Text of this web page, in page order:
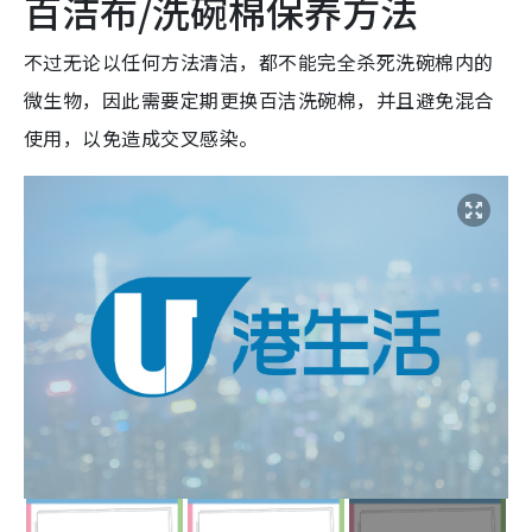
百洁布/洗碗棉保养方法
不过无论以任何方法清洁，都不能完全杀死洗碗棉内的
微生物，因此需要定期更换百洁洗碗棉，并且避免混合
使用，以免造成交叉感染。